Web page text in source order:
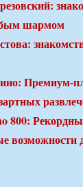
шармом
Премиум-
800: